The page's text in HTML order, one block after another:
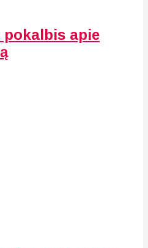
pokalbis apie